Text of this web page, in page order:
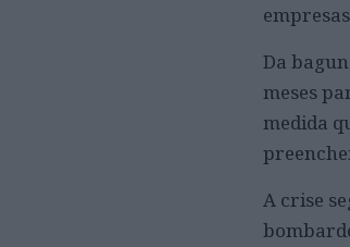
Da
meses
medida
A crise